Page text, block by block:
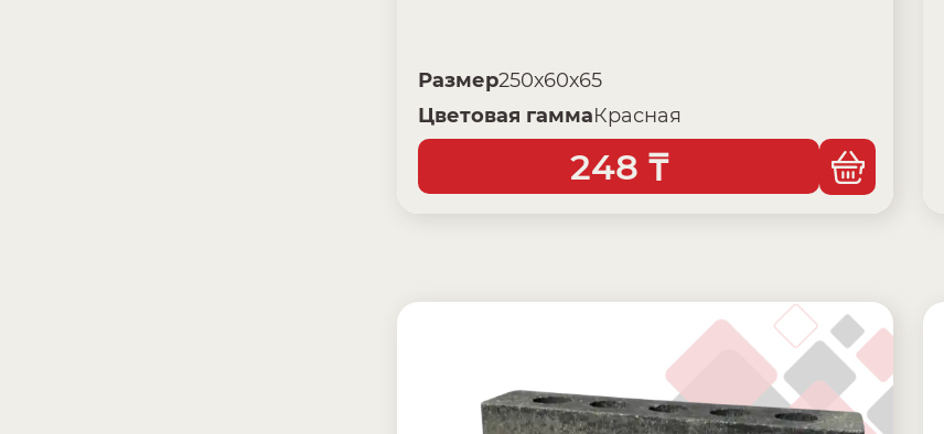
Размер250х60х65
Цветовая гаммаКрасная
248 ₸